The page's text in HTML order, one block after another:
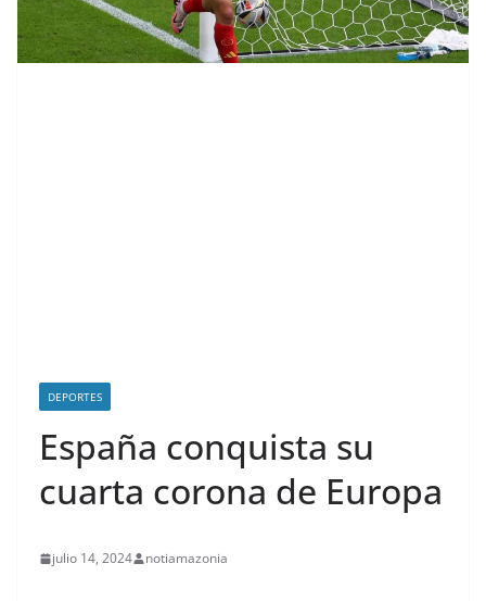
DEPORTES
España conquista su
cuarta corona de Europa
julio 14, 2024 notiamazonia